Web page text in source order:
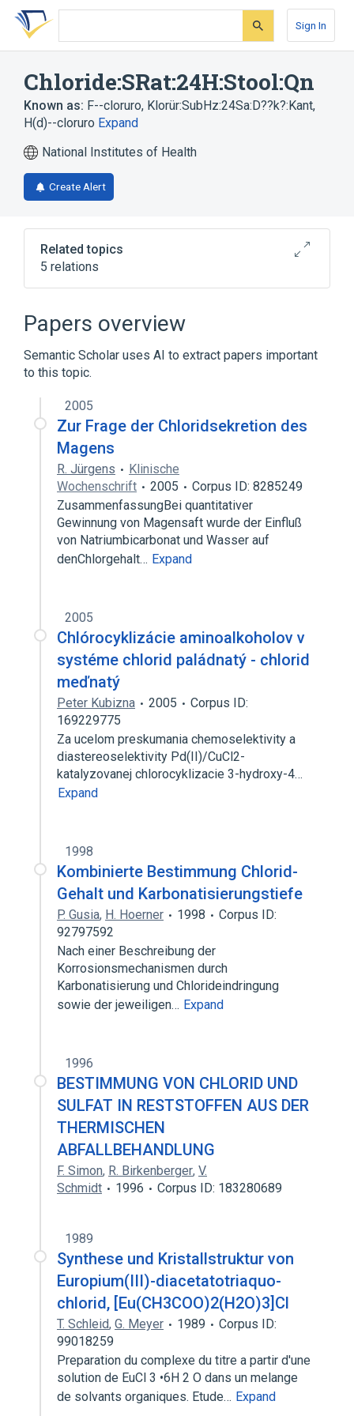
Skip
search
Skip
Skip
account
Sign In
Chloride:SRat:24H:Stool:Qn
Known as: F--cloruro, Klorür:SubHz:24Sa:D??k?:Kant,
H(d)--cloruro Expand
National Institutes of Health
Create Alert
Related topics
5 relations
Chemical procedure
Chloride Ion
Feces
Expand
Papers overview
Semantic Scholar uses AI to extract papers important
to this topic.
2005
Zur Frage der Chloridsekretion des
Magens
R. Jürgens
Klinische
Wochenschrift
2005
Corpus ID: 8285249
ZusammenfassungBei quantitativer
Gewinnung von Magensaft wurde der Einfluß
von Natriumbicarbonat und Wasser auf
denChlorgehalt… Expand
2005
Chlórocyklizácie aminoalkoholov v
systéme chlorid paládnatý - chlorid
meďnatý
Peter Kubizna 2005
Corpus ID:
169229775
Za ucelom preskumania chemoselektivity a
diastereoselektivity Pd(II)/CuCl2-
katalyzovanej chlorocyklizacie 3-hydroxy-4…
Expand
1998
Kombinierte Bestimmung Chlorid-
Gehalt und Karbonatisierungstiefe
P. Gusia, H. Hoerner 1998
Corpus ID:
92797592
Nach einer Beschreibung der
Korrosionsmechanismen durch
Karbonatisierung und Chlorideindringung
sowie der jeweiligen… Expand
1996
BESTIMMUNG VON CHLORID UND
SULFAT IN RESTSTOFFEN AUS DER
THERMISCHEN
ABFALLBEHANDLUNG
F. Simon, R. Birkenberger, V.
Schmidt
1996 Corpus ID: 183280689
1989
Synthese und Kristallstruktur von
Europium(III)-diacetatotriaquo-
chlorid, [Eu(CH3COO)2(H2O)3]Cl
T. Schleid, G. Meyer 1989
Corpus ID:
99018259
Preparation du complexe du titre a partir d'une
solution de EuCl 3 •6H 2 O dans un melange
de solvants organiques. Etude… Expand